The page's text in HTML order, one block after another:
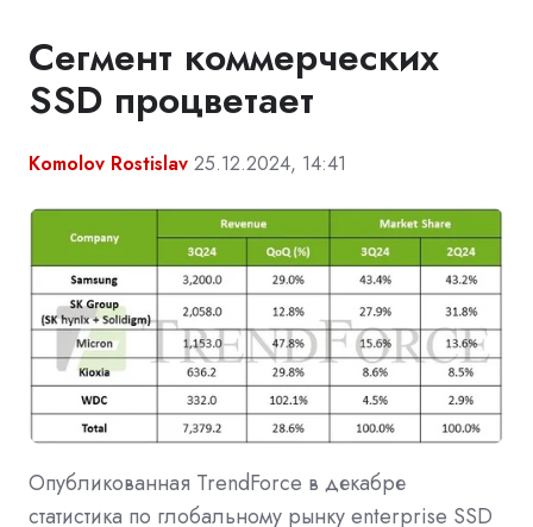
Сегмент коммерческих
SSD процветает
Komolov Rostislav 25.12.2024, 14:41
Опубликованная TrendForce в декабре
статистика по глобальному рынку enterprise SSD